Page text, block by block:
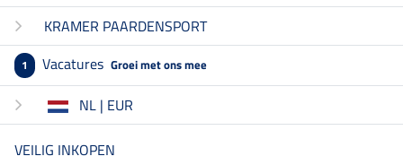
KRAMER PAARDENSPORT
1 Vacatures Groei met ons mee
NL | EUR
VEILIG INKOPEN